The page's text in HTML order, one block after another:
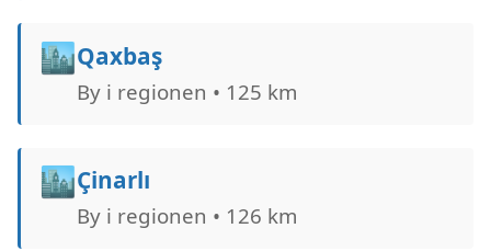
🏙️Qaxbaş
By i regionen • 125 km
🏙️Çinarlı
By i regionen • 126 km